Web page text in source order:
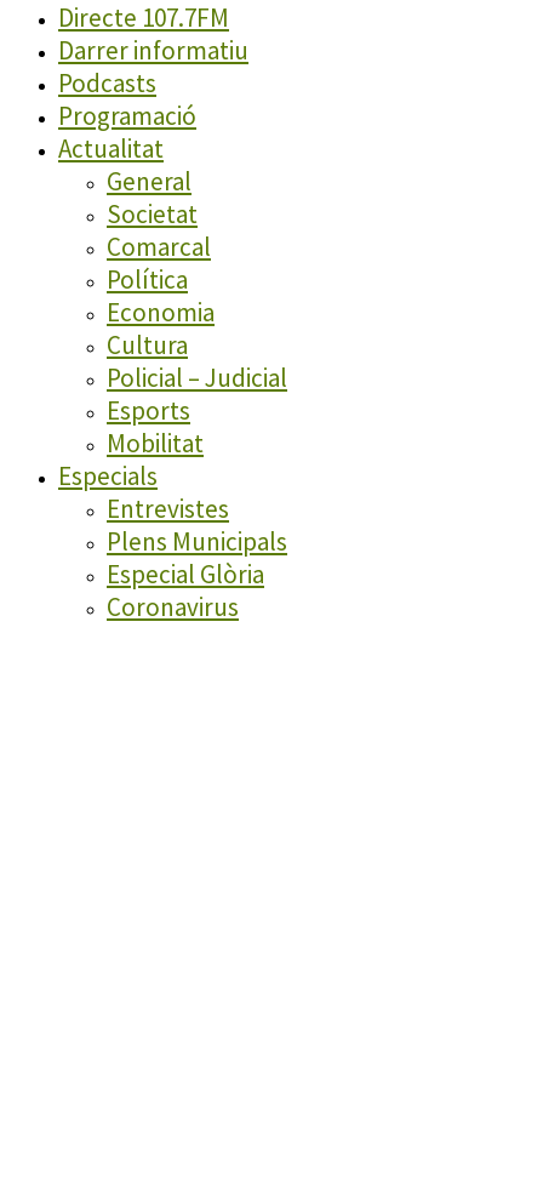
Directe 107.7FM
Darrer informatiu
Podcasts
Programació
Actualitat
General
Societat
Comarcal
Política
Economia
Cultura
Policial – Judicial
Esports
Mobilitat
Especials
Entrevistes
Plens Municipals
Especial Glòria
Coronavirus